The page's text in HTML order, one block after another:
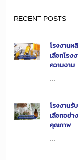
RECENT POSTS
โรงงานผ
เลือกโรง
ความงาม
...
โรงงานรั
เลือกอย่า
คุณภาพ
...